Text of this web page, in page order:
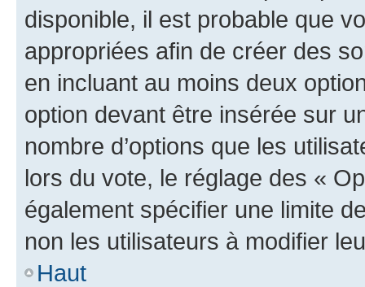
disponible, il est probable que
appropriées afin de créer des
en incluant au moins deux
option devant être insérée sur
nombre d’options que les
lors du vote, le réglage des «
également spécifier une limite
non les utilisateurs à modifier
Haut